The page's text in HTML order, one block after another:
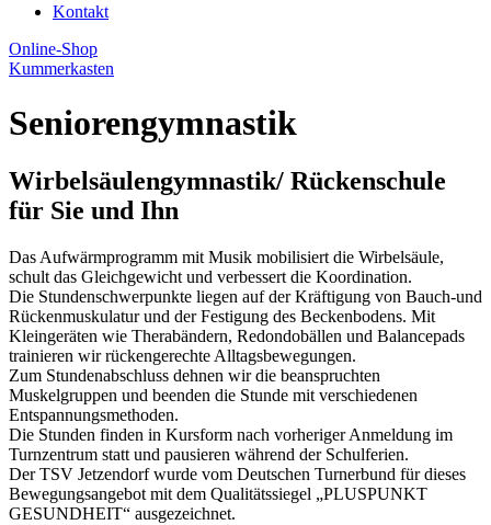
Kontakt
Online-Shop
Kummerkasten
Seniorengymnastik
Wirbelsäulengymnastik/ Rückenschule
für Sie und Ihn
Das Aufwärmprogramm mit Musik mobilisiert die Wirbelsäule,
schult das Gleichgewicht und verbessert die Koordination.
Die Stundenschwerpunkte liegen auf der Kräftigung von Bauch-und
Rückenmuskulatur und der Festigung des Beckenbodens. Mit
Kleingeräten wie Therabändern, Redondobällen und Balancepads
trainieren wir rückengerechte Alltagsbewegungen.
Zum Stundenabschluss dehnen wir die beanspruchten
Muskelgruppen und beenden die Stunde mit verschiedenen
Entspannungsmethoden.
Die Stunden finden in Kursform nach vorheriger Anmeldung im
Turnzentrum statt und pausieren während der Schulferien.
Der TSV Jetzendorf wurde vom Deutschen Turnerbund für dieses
Bewegungsangebot mit dem Qualitätssiegel „PLUSPUNKT
GESUNDHEIT“ ausgezeichnet.